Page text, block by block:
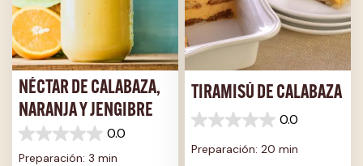
NÉCTAR DE CALABAZA,
NARANJA Y JENGIBRE
0.0
0.0
de
Preparación: 3 min
TIRAMISÚ DE CALABAZA
0.0
0.0
5
Preparación: 20 min